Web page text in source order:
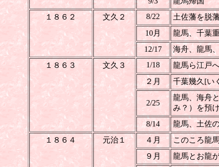
１８６２
文久２ 8/22
土佐藩を脱
10月
龍馬、千葉
12/17
海舟、龍馬
１８６３
文久３ 1/18
龍馬ら江戸
２月
千葉幾久[い
2/25
龍馬、海舟
み？）を預
8/14
龍馬、土佐
１８６４
元治１ ４月
このころ龍
９月
龍馬とお龍